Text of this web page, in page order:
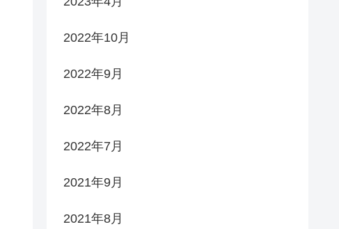
2022年10月
2022年9月
2022年8月
2022年7月
2021年9月
2021年8月